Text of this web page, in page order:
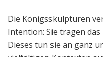
Die Königsskulpturen
Intention: Sie tragen das
Dieses tun sie an ganz